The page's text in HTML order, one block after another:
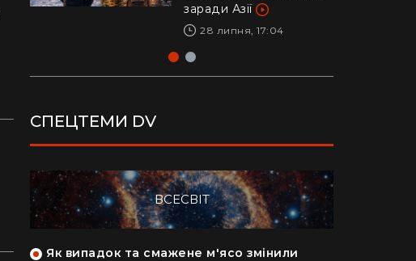
заради Азії
28 липня, 17:04
заради дитини –
реакція Трампа
ВСЕСВІТ